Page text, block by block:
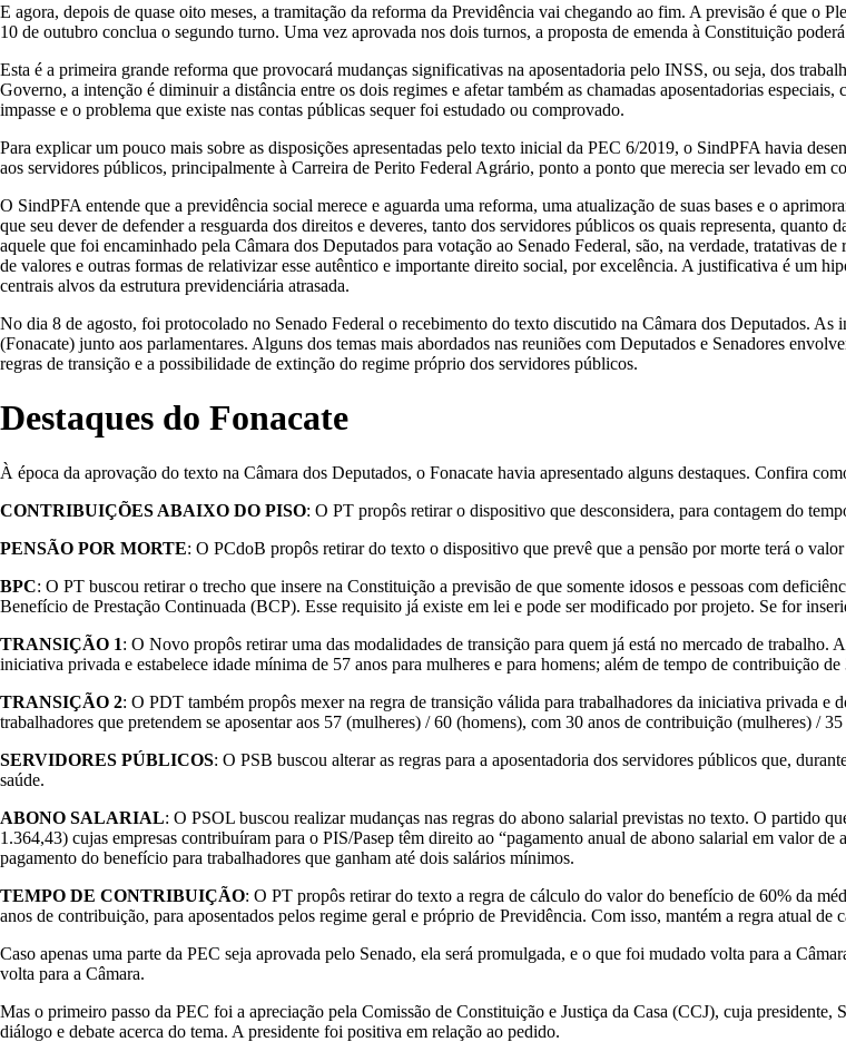
E agora, depois de quase oito meses, a tramitação da reforma da Previdência vai chegando ao fim. A previsão é que o
10 de outubro conclua o segundo turno. Uma vez aprovada nos dois turnos, a proposta de emenda à Constituição
Esta é a primeira grande reforma que provocará mudanças significativas na aposentadoria pelo INSS, ou seja, dos
Governo, a intenção é diminuir a distância entre os dois regimes e afetar também as chamadas aposentadorias
impasse e o problema que existe nas contas públicas sequer foi estudado ou comprovado.
Para explicar um pouco mais sobre as disposições apresentadas pelo texto inicial da PEC 6/2019, o SindPFA havia
aos servidores públicos, principalmente à Carreira de Perito Federal Agrário, ponto a ponto que merecia ser levado em
O SindPFA entende que a previdência social merece e aguarda uma reforma, uma atualização de suas bases e o
que seu dever de defender a resguarda dos direitos e deveres, tanto dos servidores públicos os quais representa,
aquele que foi encaminhado pela Câmara dos Deputados para votação ao Senado Federal, são, na verdade, tratativas
de valores e outras formas de relativizar esse autêntico e importante direito social, por excelência. A justificativa é um
centrais alvos da estrutura previdenciária atrasada.
No dia 8 de agosto, foi protocolado no Senado Federal o recebimento do texto discutido na Câmara dos Deputados.
(Fonacate) junto aos parlamentares. Alguns dos temas mais abordados nas reuniões com Deputados e Senadores
regras de transição e a possibilidade de extinção do regime próprio dos servidores públicos.
Destaques do Fonacate
À época da aprovação do texto na Câmara dos Deputados, o Fonacate havia apresentado alguns destaques. Confira
CONTRIBUIÇÕES ABAIXO DO PISO: O PT propôs retirar o dispositivo que desconsidera, para contagem do
PENSÃO POR MORTE: O PCdoB propôs retirar do texto o dispositivo que prevê que a pensão por morte terá o
BPC: O PT buscou retirar o trecho que insere na Constituição a previsão de que somente idosos e pessoas com
Benefício de Prestação Continuada (BCP). Esse requisito já existe em lei e pode ser modificado por projeto. Se for
TRANSIÇÃO 1: O Novo propôs retirar uma das modalidades de transição para quem já está no mercado de trabalho.
iniciativa privada e estabelece idade mínima de 57 anos para mulheres e para homens; além de tempo de contribuição
TRANSIÇÃO 2: O PDT também propôs mexer na regra de transição válida para trabalhadores da iniciativa privada
trabalhadores que pretendem se aposentar aos 57 (mulheres) / 60 (homens), com 30 anos de contribuição (mulheres) /
SERVIDORES PÚBLICOS: O PSB buscou alterar as regras para a aposentadoria dos servidores públicos que,
saúde.
ABONO SALARIAL: O PSOL buscou realizar mudanças nas regras do abono salarial previstas no texto. O partido
1.364,43) cujas empresas contribuíram para o PIS/Pasep têm direito ao “pagamento anual de abono salarial em valor
pagamento do benefício para trabalhadores que ganham até dois salários mínimos.
TEMPO DE CONTRIBUIÇÃO: O PT propôs retirar do texto a regra de cálculo do valor do benefício de 60% da
anos de contribuição, para aposentados pelos regime geral e próprio de Previdência. Com isso, mantém a regra atual de
Caso apenas uma parte da PEC seja aprovada pelo Senado, ela será promulgada, e o que foi mudado volta para a
volta para a Câmara.
Mas o primeiro passo da PEC foi a apreciação pela Comissão de Constituição e Justiça da Casa (CCJ), cuja
diálogo e debate acerca do tema. A presidente foi positiva em relação ao pedido.